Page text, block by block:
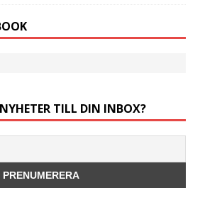
TILL DIN INBOX?